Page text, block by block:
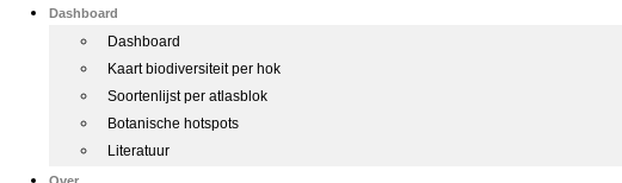
Dashboard
Dashboard
Kaart biodiversiteit per hok
Soortenlijst per atlasblok
Botanische hotspots
Literatuur